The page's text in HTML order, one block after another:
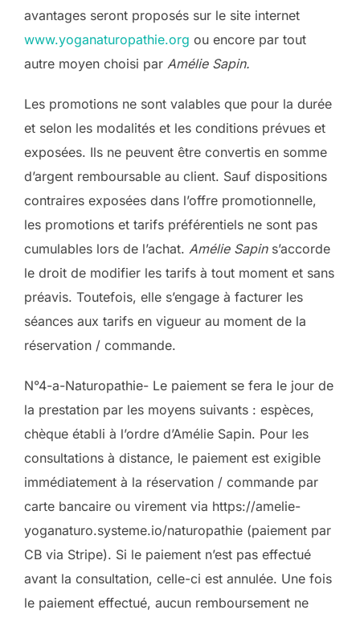
avantages seront proposés sur le site internet
www.yoganaturopathie.org ou encore par tout
autre moyen choisi par Amélie Sapin.
Les promotions ne sont valables que pour la durée
et selon les modalités et les conditions prévues et
exposées. Ils ne peuvent être convertis en somme
d’argent remboursable au client. Sauf dispositions
contraires exposées dans l’offre promotionnelle,
les promotions et tarifs préférentiels ne sont pas
cumulables lors de l’achat. Amélie Sapin s’accorde
le droit de modifier les tarifs à tout moment et sans
préavis. Toutefois, elle s’engage à facturer les
séances aux tarifs en vigueur au moment de la
réservation / commande.
N°4-a-Naturopathie- Le paiement se fera le jour de
la prestation par les moyens suivants : espèces,
chèque établi à l’ordre d’Amélie Sapin. Pour les
consultations à distance, le paiement est exigible
immédiatement à la réservation / commande par
carte bancaire ou virement via https://amelie-
yoganaturo.systeme.io/naturopathie (paiement par
CB via Stripe). Si le paiement n’est pas effectué
avant la consultation, celle-ci est annulée. Une fois
le paiement effectué, aucun remboursement ne